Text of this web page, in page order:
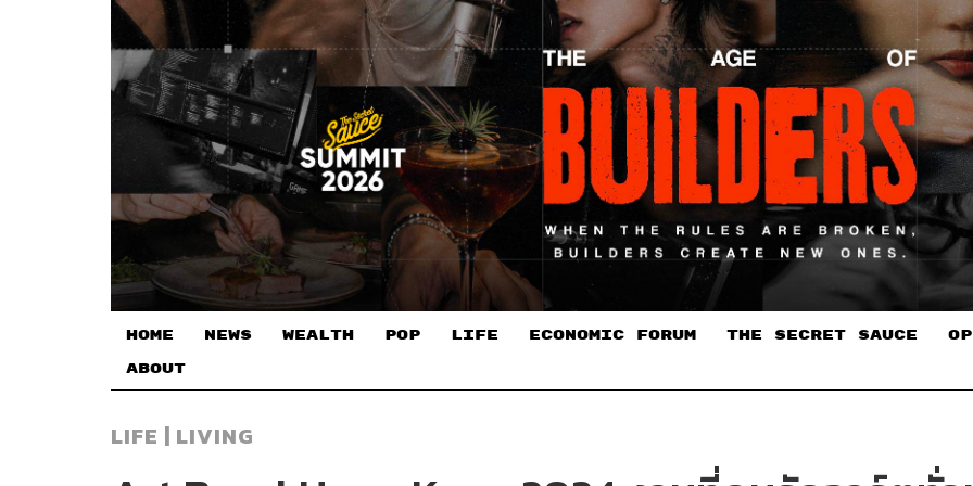
HOME NEWS WEALTH POP LIFE ECONOMIC FORUM THE SECRET SAUCE​
ABOUT
LIFE | LIVING